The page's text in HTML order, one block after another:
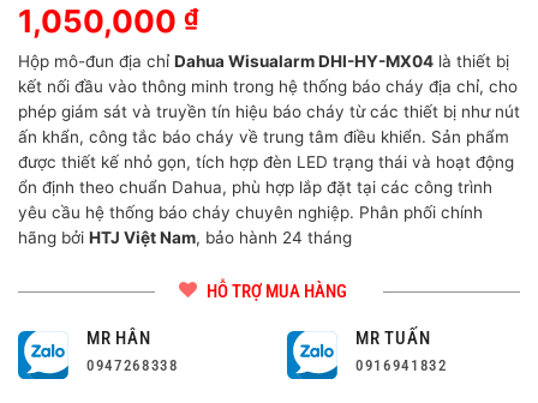
1,050,000 ₫
Hộp mô-đun địa chỉ Dahua Wisualarm DHI-HY-MX04 là thiết bị
kết nối đầu vào thông minh trong hệ thống báo cháy địa chỉ, cho
phép giám sát và truyền tín hiệu báo cháy từ các thiết bị như nút
ấn khẩn, công tắc báo cháy về trung tâm điều khiển. Sản phẩm
được thiết kế nhỏ gọn, tích hợp đèn LED trạng thái và hoạt động
ổn định theo chuẩn Dahua, phù hợp lắp đặt tại các công trình
yêu cầu hệ thống báo cháy chuyên nghiệp. Phân phối chính
hãng bởi HTJ Việt Nam, bảo hành 24 tháng
HỖ TRỢ MUA HÀNG
MR HÂN
0947268338
MR TUẤN
0916941832